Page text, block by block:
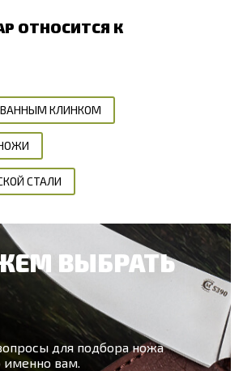
ОТНОСИТСЯ К
КЛИНКОМ
СТАЛИ
ВЫБРАТЬ
для подбора ножа
вам.